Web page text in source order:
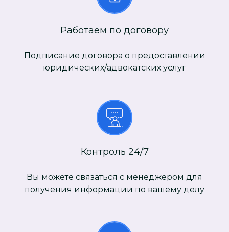
Работаем по договору
Подписание договора о предоставлении
юридических/адвокатских услуг
Контроль 24/7
Вы можете связаться с менеджером для
получения информации по вашему делу